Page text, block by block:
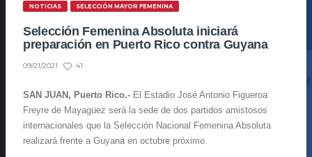
NOTICIAS SELECCIÓN MAYOR FEMENINA
Selección Femenina Absoluta iniciará
preparación en Puerto Rico contra Guyana
09/21/2021 41
SAN JUAN, Puerto Rico.- El Estadio José Antonio Figueroa
Freyre de Mayagüez será la sede de dos partidos amistosos
internacionales que la Selección Nacional Femenina Absoluta
realizará frente a Guyana en octubre próximo.